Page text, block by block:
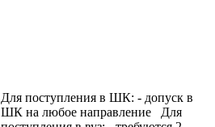
Для поступления в ШК: - допуск в
ШК на любое направление Для